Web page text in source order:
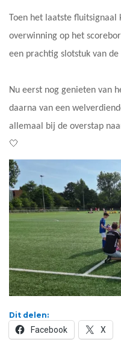
Toen het laatste
overwinning op het
een prachtig slotstuk van
Nu eerst nog genieten van
daarna van een
allemaal bij de overstap
🤍
Dit delen:
Facebook X